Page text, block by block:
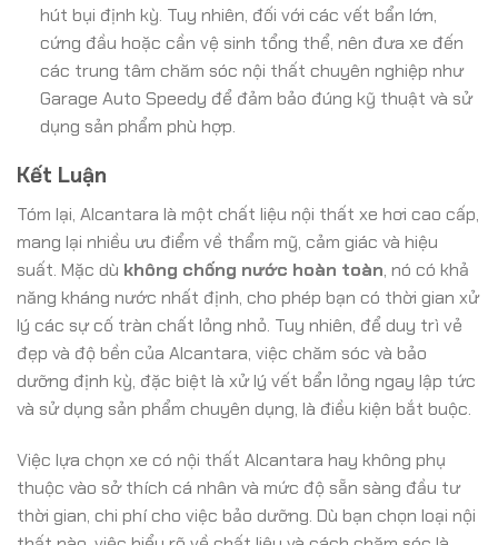
hút bụi định kỳ. Tuy nhiên, đối với các vết bẩn lớn,
cứng đầu hoặc cần vệ sinh tổng thể, nên đưa xe đến
các trung tâm chăm sóc nội thất chuyên nghiệp như
Garage Auto Speedy để đảm bảo đúng kỹ thuật và sử
dụng sản phẩm phù hợp.
Kết Luận
Tóm lại, Alcantara là một chất liệu nội thất xe hơi cao cấp,
mang lại nhiều ưu điểm về thẩm mỹ, cảm giác và hiệu
suất. Mặc dù không chống nước hoàn toàn, nó có khả
năng kháng nước nhất định, cho phép bạn có thời gian xử
lý các sự cố tràn chất lỏng nhỏ. Tuy nhiên, để duy trì vẻ
đẹp và độ bền của Alcantara, việc chăm sóc và bảo
dưỡng định kỳ, đặc biệt là xử lý vết bẩn lỏng ngay lập tức
và sử dụng sản phẩm chuyên dụng, là điều kiện bắt buộc.
Việc lựa chọn xe có nội thất Alcantara hay không phụ
thuộc vào sở thích cá nhân và mức độ sẵn sàng đầu tư
thời gian, chi phí cho việc bảo dưỡng. Dù bạn chọn loại nội